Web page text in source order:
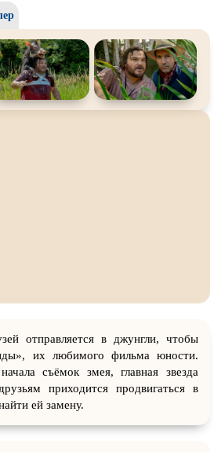
отправляется в джунгли, чтобы
их любимого фильма юности.
съёмок змея, главная звезда
приходится продвигаться в
ей замену.